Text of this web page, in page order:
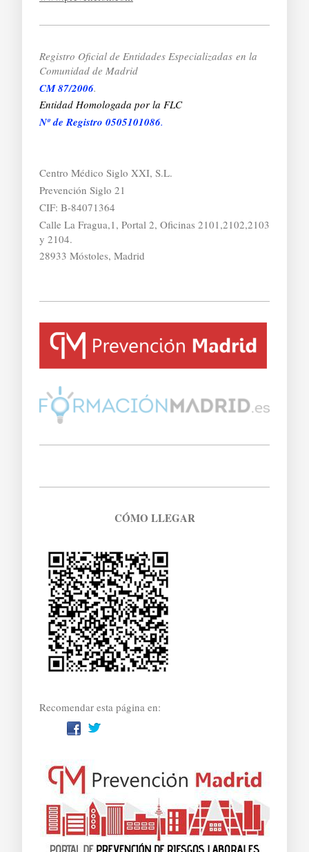
Registro Oficial de Entidades Especializadas en la
Comunidad de Madrid
CM 87/2006.
Entidad Homologada por la FLC
Nº de Registro 0505101086.
Centro Médico Siglo XXI, S.L.
Prevención Siglo 21
CIF: B-84071364
Calle La Fragua,1, Portal 2, Oficinas 2101,2102,2103
y 2104.
28933 Móstoles, Madrid
CÓMO LLEGAR
Recomendar esta página en: